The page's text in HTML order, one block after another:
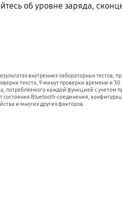
об уровне заряда,
внутренних лабораторных тестов,
текста, 9 минут проверки времени и
каждой функцией с учетом
Bluetooth-соединения,
и многих других факторов.